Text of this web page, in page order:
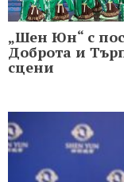
„Шен Юн“ с
Доброта и
сцени